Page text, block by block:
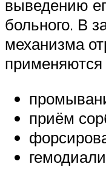
выведению
больного. В
механизма
приём